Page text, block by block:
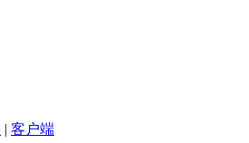
| 客户端